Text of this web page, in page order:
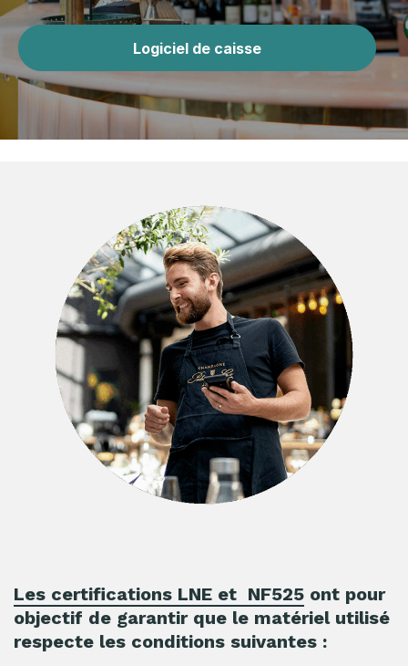
Logiciel de caisse
Les certifications LNE et NF525 ont pour
objectif de garantir que le matériel utilisé
respecte les conditions suivantes :